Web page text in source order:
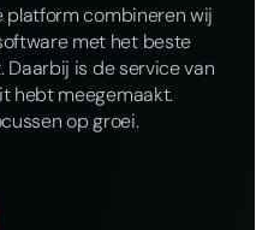
platform combineren wij
met het beste
is de service van
hebt meegemaakt.
op groei.